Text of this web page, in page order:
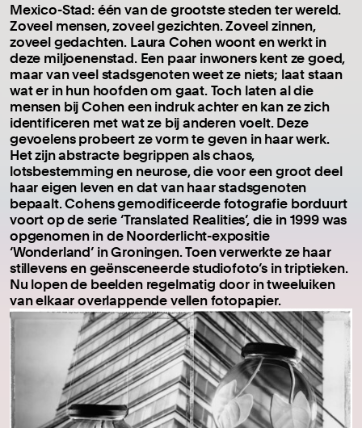
Mexico-Stad: één van de grootste steden ter wereld.
Zoveel mensen, zoveel gezichten. Zoveel zinnen,
zoveel gedachten. Laura Cohen woont en werkt in
deze miljoenenstad. Een paar inwoners kent ze goed,
maar van veel stadsgenoten weet ze niets; laat staan
wat er in hun hoofden om gaat. Toch laten al die
mensen bij Cohen een indruk achter en kan ze zich
identificeren met wat ze bij anderen voelt. Deze
gevoelens probeert ze vorm te geven in haar werk.
Het zijn abstracte begrippen als chaos,
lotsbestemming en neurose, die voor een groot deel
haar eigen leven en dat van haar stadsgenoten
bepaalt. Cohens gemodificeerde fotografie borduurt
voort op de serie ‘Translated Realities’, die in 1999 was
opgenomen in de Noorderlicht-expositie
‘Wonderland’ in Groningen. Toen verwerkte ze haar
stillevens en geënsceneerde studiofoto’s in triptieken.
Nu lopen de beelden regelmatig door in tweeluiken
van elkaar overlappende vellen fotopapier.